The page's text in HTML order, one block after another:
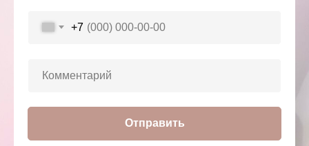
+7
Отправить